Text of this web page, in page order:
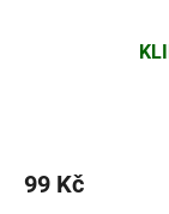
99 Kč